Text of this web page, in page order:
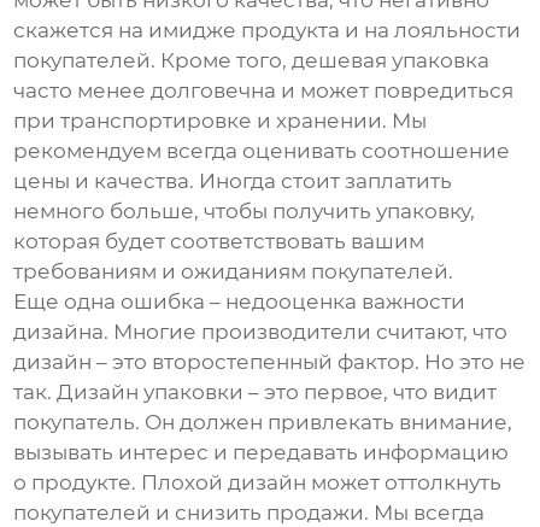
скажется на имидже продукта и на лояльности
покупателей. Кроме того, дешевая упаковка
часто менее долговечна и может повредиться
при транспортировке и хранении. Мы
рекомендуем всегда оценивать соотношение
цены и качества. Иногда стоит заплатить
немного больше, чтобы получить упаковку,
которая будет соответствовать вашим
требованиям и ожиданиям покупателей.
Еще одна ошибка – недооценка важности
дизайна. Многие производители считают, что
дизайн – это второстепенный фактор. Но это не
так. Дизайн упаковки – это первое, что видит
покупатель. Он должен привлекать внимание,
вызывать интерес и передавать информацию
о продукте. Плохой дизайн может оттолкнуть
покупателей и снизить продажи. Мы всегда